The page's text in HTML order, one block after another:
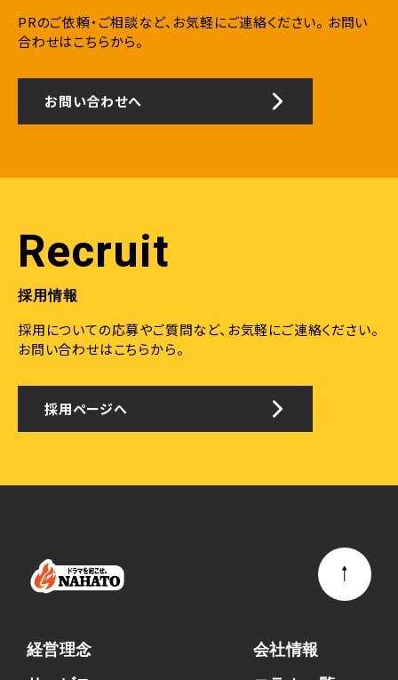
PRのご依頼・ご相談など、お気軽にご連絡ください。 お問い
合わせはこちらから。
お問い合わせへ
Recruit
採用情報
採用についての応募やご質問など、お気軽にご連絡ください。
お問い合わせはこちらから。
採用ページへ
経営理念
会社情報